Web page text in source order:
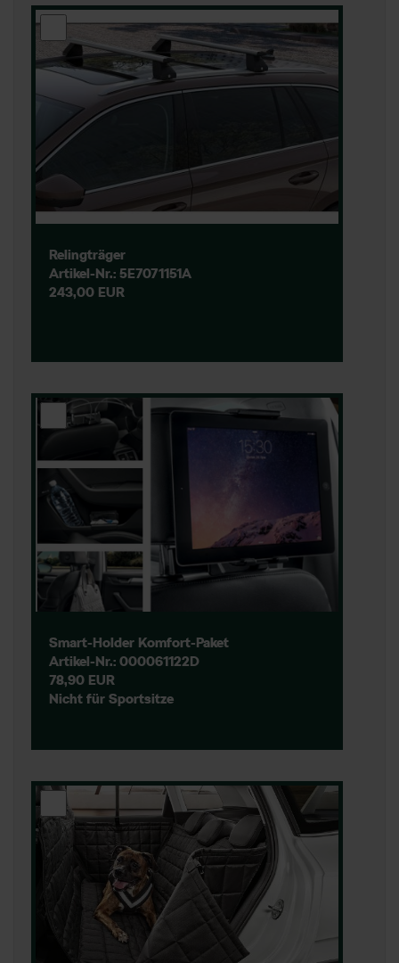
Relingträger
Artikel-Nr.: 5E7071151A
243,00 EUR
Smart-Holder Komfort-Paket
Artikel-Nr.: 000061122D
78,90 EUR
Nicht für Sportsitze